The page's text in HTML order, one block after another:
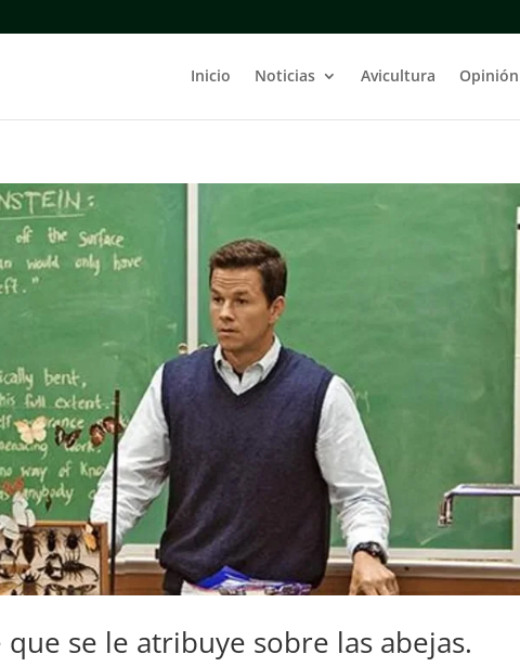
Inicio Noticias Avicultura Opinión
se le atribuye sobre las abejas.